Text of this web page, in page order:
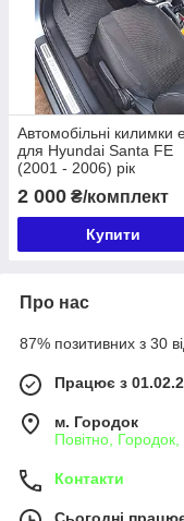
Автомобільні килимки
для Hyundai Santa FE
(2001 - 2006) рік
2 000 ₴/комплект
Купити
Про нас
87% позитивних з 30
Працює з
м. Городок
Повітно, Городок,
Контакти